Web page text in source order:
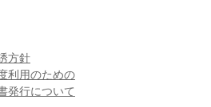
方針
利用のための
発行について